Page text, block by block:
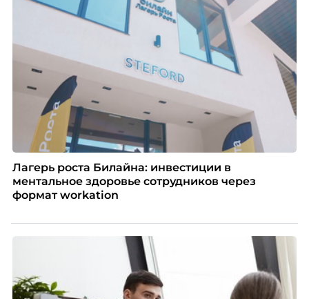
Лагерь роста Билайна: инвестиции в
ментальное здоровье сотрудников через
формат workation